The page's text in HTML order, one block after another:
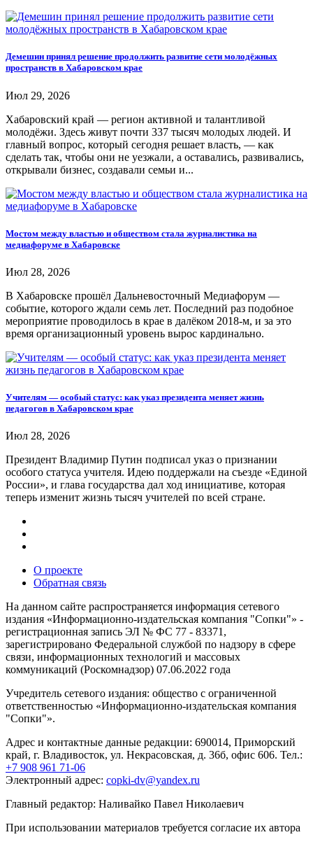
Демешин принял решение продолжить развитие сети молодёжных
пространств в Хабаровском крае
Июл 29, 2026
Хабаровский край — регион активной и талантливой
молодёжи. Здесь живут почти 337 тысяч молодых людей. И
главный вопрос, который сегодня решает власть, — как
сделать так, чтобы они не уезжали, а оставались, развивались,
открывали бизнес, создавали семьи и...
Мостом между властью и обществом стала журналистика на
медиафоруме в Хабаровске
Июл 28, 2026
В Хабаровске прошёл Дальневосточный Медиафорум —
событие, которого ждали семь лет. Последний раз подобное
мероприятие проводилось в крае в далёком 2018-м, и за это
время организационный уровень вырос кардинально.
Учителям — особый статус: как указ президента меняет жизнь
педагогов в Хабаровском крае
Июл 28, 2026
Президент Владимир Путин подписал указ о признании
особого статуса учителя. Идею поддержали на съезде «Единой
России», и глава государства дал ход инициативе, которая
теперь изменит жизнь тысяч учителей по всей стране.
О проекте
Обратная связь
На данном сайте распространяется информация сетевого
издания «Информационно-издательская компания "Сопки"» -
регистрационная запись ЭЛ № ФС 77 - 83371,
зарегистрировано Федеральной службой по надзору в сфере
связи, информационных технологий и массовых
коммуникаций (Роскомнадзор) 07.06.2022 года
Учредитель сетевого издания: общество с ограниченной
ответственностью «Информационно-издательская компания
"Сопки"».
Адрес и контактные данные редакции: 690014, Приморский
край, г. Владивосток, ул. Некрасовская, д. 36б, офис 606. Тел.:
+7 908 961 71-06
Электронный адрес: copki-dv@yandex.ru
Главный редактор: Наливайко Павел Николаевич
При использовании материалов требуется согласие их автора